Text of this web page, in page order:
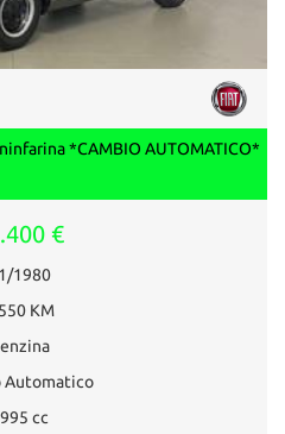
*CAMBIO AUTOMATICO*
€
1980
KM
Automatico
cc